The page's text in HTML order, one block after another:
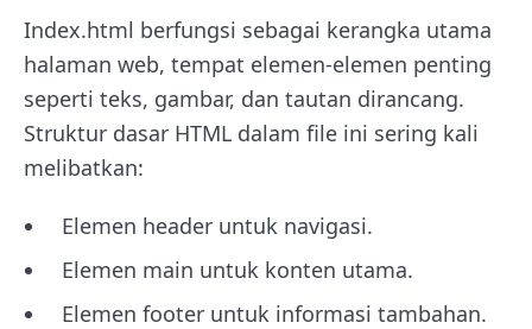
Index.html berfungsi sebagai kerangka utama
halaman web, tempat elemen-elemen penting
seperti teks, gambar, dan tautan dirancang.
Struktur dasar HTML dalam file ini sering kali
melibatkan:
Elemen header untuk navigasi.
Elemen main untuk konten utama.
Elemen footer untuk informasi tambahan.